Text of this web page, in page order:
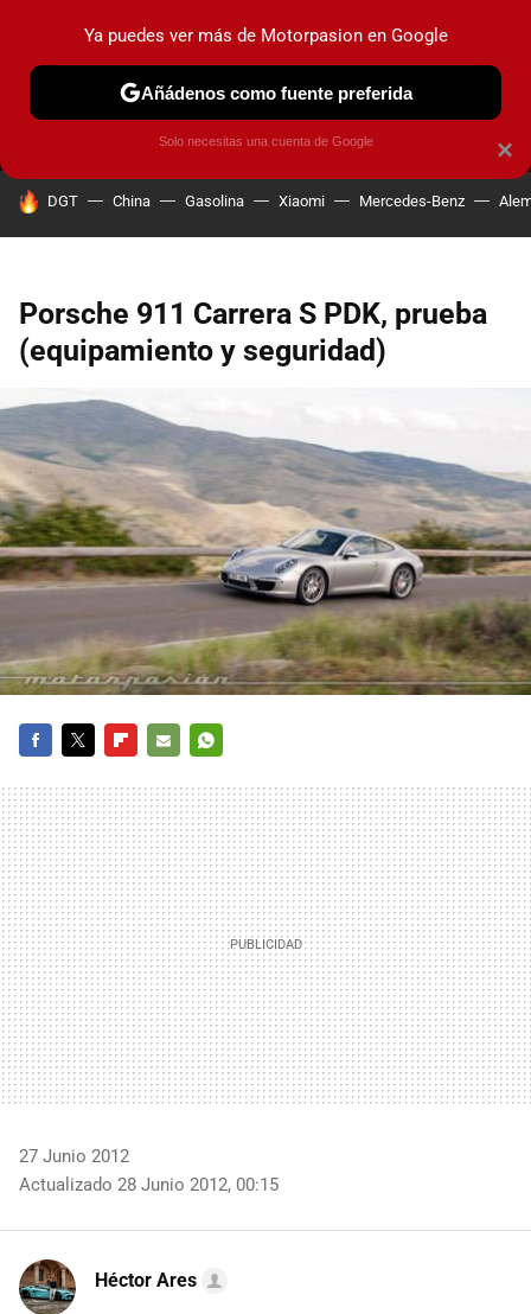
MENÚ NUEVO
COCHES ELÉCTRICOS OBSERVATORIO
HOY SE HABLA DE
DGT China Gasolina Xiaomi Mercedes-Benz
Porsche 911 Carrera S PDK, prueba
(equipamiento y seguridad)
MAIL
27 Junio 2012
Actualizado 28 Junio 2012, 00:15
Héctor Ares
×
Ya puedes ver más de Motorpasion en Google
Añádenos como fuente preferida
Solo necesitas una cuenta de Google